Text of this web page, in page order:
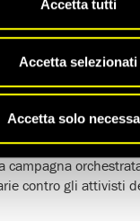
Accetta tutti
Accetta selezionati
Accetta solo
che vengano
Kavala e ad altri
società civile.
da diverse
Human Rights
campagna
contro gli attivisti